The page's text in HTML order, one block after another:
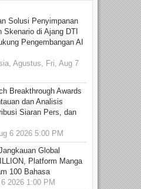
Solusi Penyimpanan
Skenario di Ajang DTI
Pengembangan AI
Agustus, Fri, Aug 7
Breakthrough Awards
dan Analisis
Siaran Pers, dan
6 2026 5:00 PM
Global
Platform Manga
100 Bahasa
2026 1:00 PM